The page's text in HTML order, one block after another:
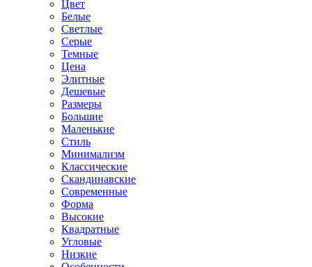
Цвет
Белые
Светлые
Серые
Темные
Цена
Элитные
Дешевые
Размеры
Большие
Маленькие
Стиль
Минимализм
Классические
Скандинавские
Современные
Форма
Высокие
Квадратные
Угловые
Низкие